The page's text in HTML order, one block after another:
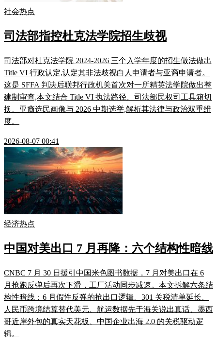
社会热点
司法部指控杜克法学院招生歧视
司法部对杜克法学院 2024-2026 三个入学年度的招生做法做出
Title VI 行政认定,认定其非法歧视白人申请者与亚裔申请者。
这是 SFFA 判决后联邦行政机关首次对一所精英法学院做出整
建制审查,本文结合 Title VI 执法路径、司法部民权司工具箱切
换、亚裔选民画像与 2026 中期选举,解析其法律与政治双重维
度。
2026-08-07 00:41
经济热点
中国对美出口 7 月再降：六个结构性暗线
CNBC 7 月 30 日援引中国米色图书数据，7 月对美出口在 6
月抢跑反弹后再次下滑，工厂活动同步减速。本文拆解六条结
构性暗线：6 月假性反弹的抢出口逻辑、301 关税清单延长、
人民币跨境结算替代美元、航运数据先于海关说出真话、墨西
哥近岸外包的真实天花板、中国企业出海 2.0 的关税驱动逻
辑。